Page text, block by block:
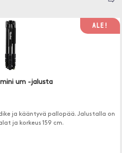
ALE!
mini um -jalusta
ja kääntyvä pallopää. Jalustalla on
ja korkeus 159 cm.